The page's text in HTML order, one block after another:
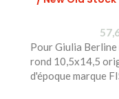
Pour Giulia
rond 10,5x14,5
d'époque marque